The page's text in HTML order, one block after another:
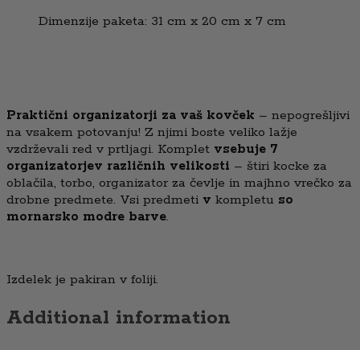
Dimenzije paketa: 31 cm x 20 cm x 7 cm
Praktični organizatorji za vaš kovček – nepogrešljivi
na vsakem potovanju! Z njimi boste veliko lažje
vzdrževali red v prtljagi. Komplet vsebuje 7
organizatorjev različnih velikosti – štiri kocke za
oblačila, torbo, organizator za čevlje in majhno vrečko za
drobne predmete. Vsi predmeti v kompletu so
mornarsko modre barve.
Izdelek je pakiran v foliji.
Additional information